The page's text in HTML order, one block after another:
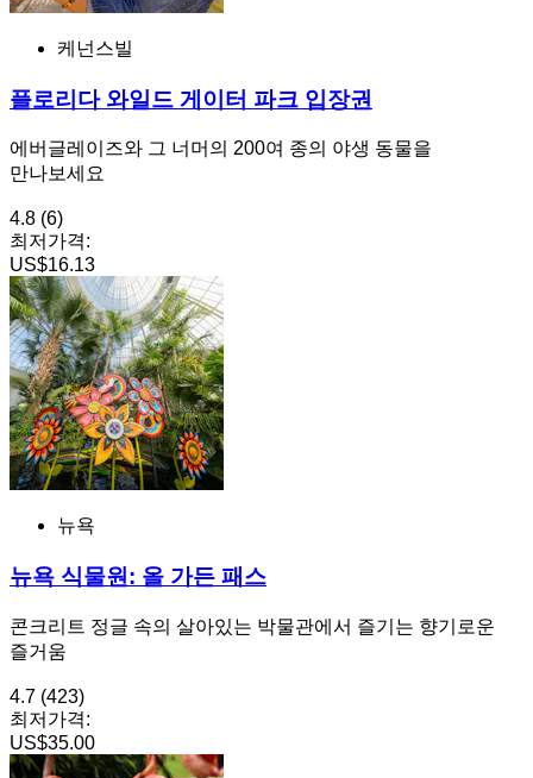
케넌스빌
플로리다 와일드 게이터 파크 입장권
에버글레이즈와 그 너머의 200여 종의 야생 동물을
만나보세요
4.8 (6)
최저가격:
US$16.13
뉴욕
뉴욕 식물원: 올 가든 패스
콘크리트 정글 속의 살아있는 박물관에서 즐기는 향기로운
즐거움
4.7 (423)
최저가격:
US$35.00